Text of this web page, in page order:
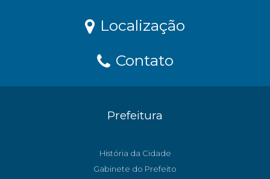
Localização
Contato
Prefeitura
História da Cidade
Gabinete do Prefeito